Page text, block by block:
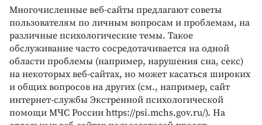
Многочисленные веб-сайты предлагают советы
пользователям по личным вопросам и проблемам, на
различные психологические темы. Такое
обслуживание часто сосредотачивается на одной
области проблемы (например, нарушения сна, секс)
на некоторых веб-сайтах, но может касаться широких
и общих вопросов на других (см., например, сайт
интернет-службы Экстренной психологической
помощи МЧС России https://psi.mchs.gov.ru/). На